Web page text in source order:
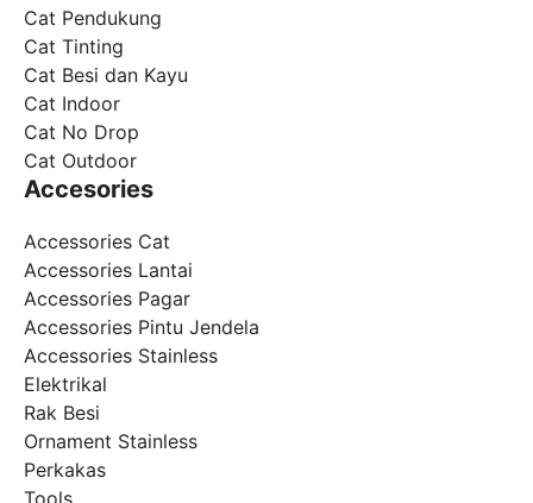
Cat Pendukung
Cat Tinting
Cat Besi dan Kayu
Cat Indoor
Cat No Drop
Cat Outdoor
Accesories
Accessories Cat
Accessories Lantai
Accessories Pagar
Accessories Pintu Jendela
Accessories Stainless
Elektrikal
Rak Besi
Ornament Stainless
Perkakas